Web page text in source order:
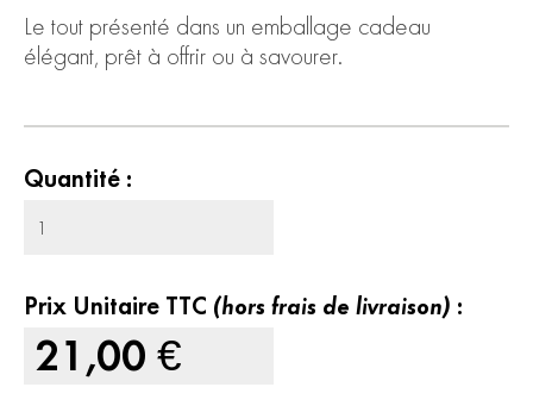
Le tout présenté dans un emballage cadeau
élégant, prêt à offrir ou à savourer.
Quantité :
Prix Unitaire TTC (hors frais de livraison) :
21,00 €